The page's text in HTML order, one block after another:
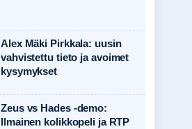
Alex Mäki Pirkkala: uusin
vahvistettu tieto ja avoimet
kysymykset
Zeus vs Hades -demo:
Ilmainen kolikkopeli ja RTP